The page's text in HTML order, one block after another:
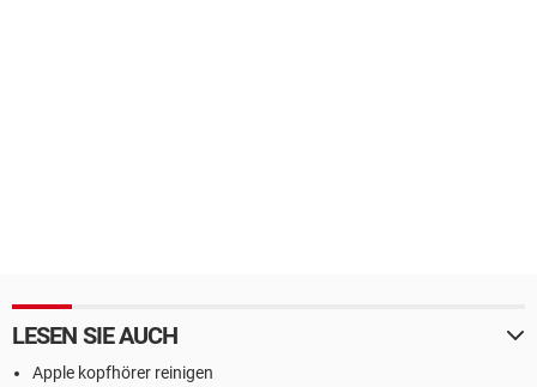
LESEN SIE AUCH
Apple kopfhörer reinigen